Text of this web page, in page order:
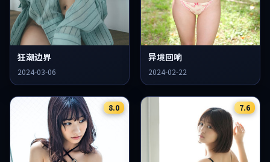
狂潮边界
2024-03-06
异境回响
2024-02-22
8.0 7.6